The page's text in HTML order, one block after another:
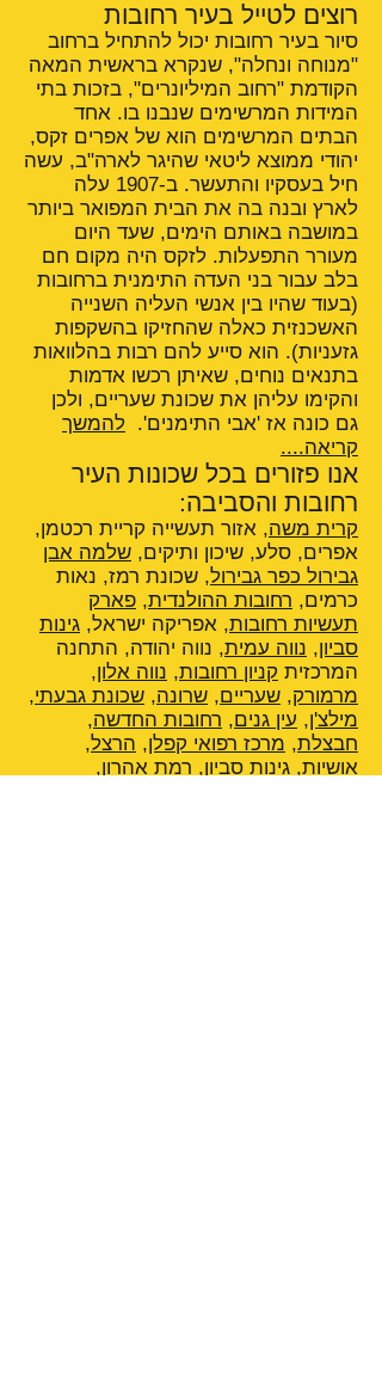
רוצים לטייל בעיר רחובות
סיור בעיר רחובות יכול להתחיל ברחוב
"מנוחה ונחלה", שנקרא בראשית המאה
הקודמת "רחוב המיליונרים", בזכות בתי
המידות המרשימים שנבנו בו. אחד
הבתים המרשימים הוא של אפרים זקס,
יהודי ממוצא ליטאי שהיגר לארה"ב, עשה
חיל בעסקיו והתעשר. ב-1907 עלה
לארץ ובנה בה את הבית המפואר ביותר
במושבה באותם הימים, שעד היום
מעורר התפעלות. לזקס היה מקום חם
בלב עבור בני העדה התימנית ברחובות
(בעוד שהיו בין אנשי העליה השנייה
האשכנזית כאלה שהחזיקו בהשקפות
גזעניות). הוא סייע להם רבות בהלוואות
בתנאים נוחים, שאיתן רכשו אדמות
והקימו עליהן את שכונת שעריים, ולכן
גם כונה אז 'אבי התימנים'. להמשך
קריאה....
אנו פזורים בכל שכונות העיר
רחובות והסביבה:
קרית משה, אזור תעשייה קריית רכטמן,
אפרים, סלע, שיכון ותיקים, שלמה אבן
גבירול כפר גבירול, שכונת רמז, נאות
כרמים, רחובות ההולנדית, פארק
תעשיות רחובות, אפריקה ישראל, גינות
סביון, נווה עמית, נווה יהודה, התחנה
המרכזית קניון רחובות, נווה אלון,
מרמורק, שעריים, שרונה, שכונת גבעתי,
מילצ'ן, עין גנים, רחובות החדשה,
חבצלת, מרכז רפואי קפלן, הרצל,
אושיות, גינות סביון, רמת אהרון,